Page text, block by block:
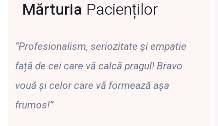
Mărturia Pacienților
“Profesionalism, seriozitate și empatie
față de cei care vă calcă pragul! Bravo
vouă și celor care vă formează așa
frumos!”